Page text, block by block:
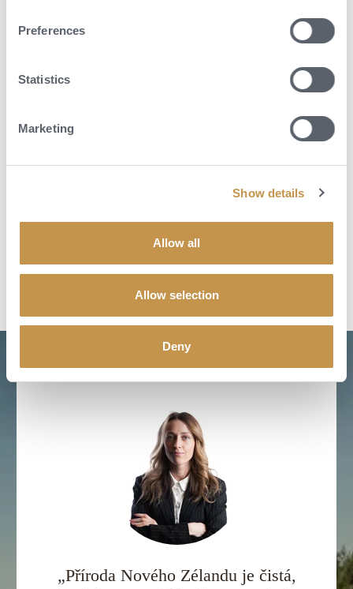
Preferences
Statistics
Marketing
Show details
Allow all
Allow selection
Deny
Zimní radovánky a heli-skiing – v okolních horách si užijete
vinicích regionu Central Otago.
Plavbu historickým parníkem TSS Earnslaw po Lake Wakatipu s
Heli-hiking či vodní sporty pro milovníky aktivní dovolené.
„Příroda Nového Zélandu je čistá,